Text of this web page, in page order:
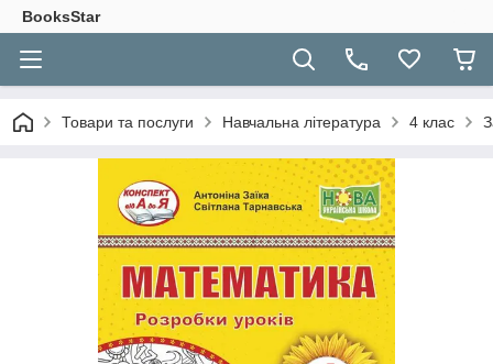
BooksStar
Товари та послуги Навчальна література 4 клас